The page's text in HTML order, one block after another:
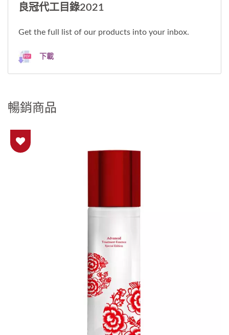
良冠代工目錄2021
Get the full list of our products into your inbox.
下載
暢銷商品